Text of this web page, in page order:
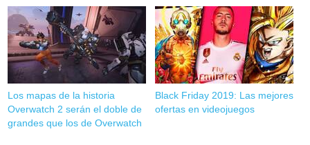
Los mapas de la historia
Overwatch 2 serán el doble de
grandes que los de Overwatch
Black Friday 2019: Las mejores
ofertas en videojuegos